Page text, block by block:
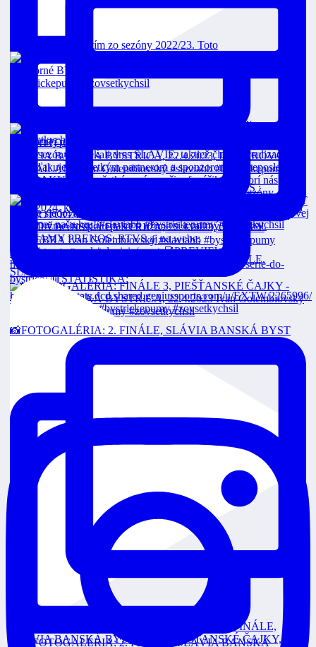
Toto je strieborný tím zo sezóny 2022/23. Toto
FINÁLE 3 Dnes o 18:00 v priamom prenose na RTVS :
VEOLIA POZÁPASOVÉ ROZHOVORY: 2. FINÁLE,
SLÁVIA
📸FOTOGALÉRIA: 2. FINÁLE, SLÁVIA BANSKÁ BYST